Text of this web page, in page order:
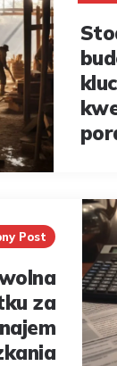
Post
za